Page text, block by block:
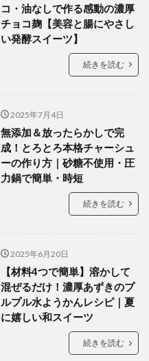
コ・油なしで作る感動の濃厚
チョコ麹【美容と腸にやさし
い発酵スイーツ】
続きを読む
2025年7月4日
無添加＆放ったらかしで完
成！とろとろ本格チャーシュ
ーの作り方｜砂糖不使用・圧
力鍋で簡単・時短
続きを読む
2025年6月20日
【材料4つで簡単】溶かして
混ぜるだけ！濃厚あずきのプ
ルプル水ようかんレシピ｜夏
に嬉しい和スイーツ
続きを読む